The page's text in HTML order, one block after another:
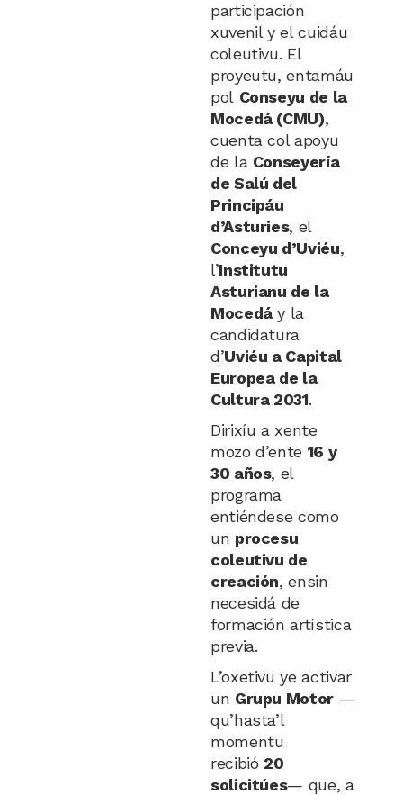
participación
xuvenil y el cuidáu
coleutivu. El
proyeutu, entamáu
pol Conseyu de la
Mocedá (CMU),
cuenta col apoyu
de la Conseyería
de Salú del
Principáu
d’Asturies, el
Conceyu d’Uviéu,
l’Institutu
Asturianu de la
Mocedáy la
candidatura
d’Uviéu a Capital
Europea de la
Cultura 2031.
Dirixíu a xente
mozo d’ente 16 y
30 años, el
programa
entiéndese como
un procesu
coleutivu de
creación, ensin
necesidá de
formación artística
previa.
L’oxetivu ye activar
un Grupu Motor—
qu’hasta’l
momentu
recibió 20
solicitúes— que, a